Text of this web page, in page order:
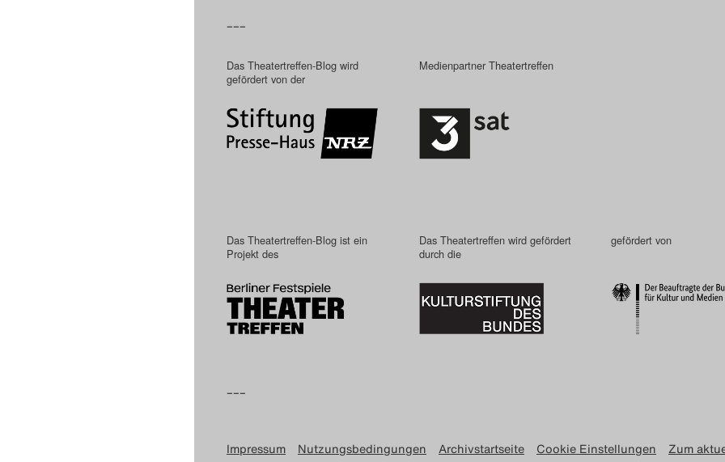
–––
Das Theatertreffen-Blog wird
gefördert von der
Medienpartner Theatertreffen
Das Theatertreffen-Blog ist ein
Projekt des
Das Theatertreffen wird gefördert
durch die
gefördert von
–––
Impressum Nutzungsbedingungen Archivstartseite Cookie Einstellungen Zum